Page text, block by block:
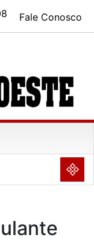
Fale Conosco
NULL